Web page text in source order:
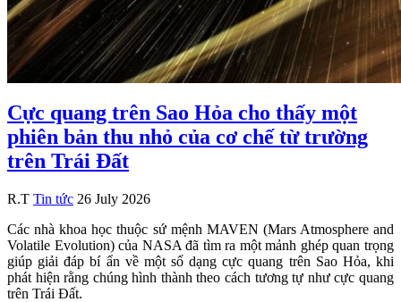
Cực quang trên Sao Hỏa cho thấy một
phiên bản thu nhỏ của cơ chế từ trường
trên Trái Đất
R.T Tin tức 26 July 2026
Các nhà khoa học thuộc sứ mệnh MAVEN (Mars Atmosphere and
Volatile Evolution) của NASA đã tìm ra một mảnh ghép quan trọng
giúp giải đáp bí ẩn về một số dạng cực quang trên Sao Hỏa, khi
phát hiện rằng chúng hình thành theo cách tương tự như cực quang
trên Trái Đất.